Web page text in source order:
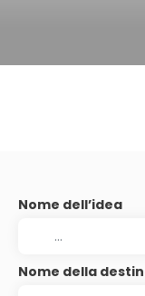
Nome dell’idea
Nome della